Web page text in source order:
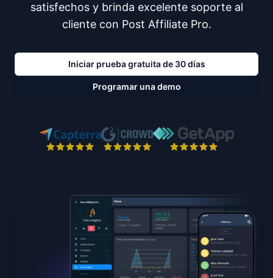
satisfechos y brinda excelente soporte al
cliente con Post Affiliate Pro.
Iniciar prueba gratuita de 30 días
Programar una demo